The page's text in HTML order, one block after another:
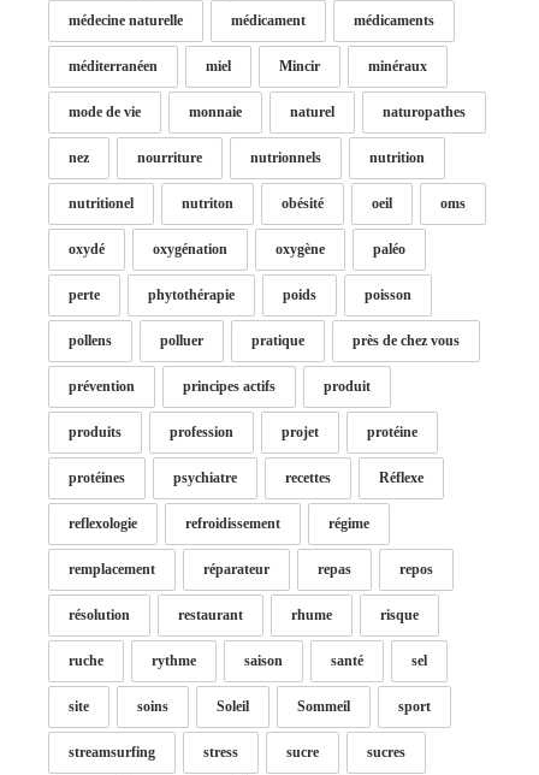
médecine naturelle médicament médicaments
méditerranéen miel Mincir minéraux
mode de vie monnaie naturel naturopathes
nez nourriture nutrionnels nutrition
nutritionel nutriton obésité oeil oms
oxydé oxygénation oxygène paléo
perte phytothérapie poids poisson
pollens polluer pratique près de chez vous
prévention principes actifs produit
produits profession projet protéine
protéines psychiatre recettes Réflexe
reflexologie refroidissement régime
remplacement réparateur repas repos
résolution restaurant rhume risque
ruche rythme saison santé sel
site soins Soleil Sommeil sport
streamsurfing stress sucre sucres